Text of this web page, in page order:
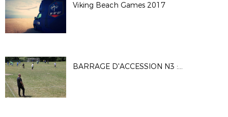
Viking Beach Games 2017
BARRAGE D'ACCESSION N3 : MATCH1